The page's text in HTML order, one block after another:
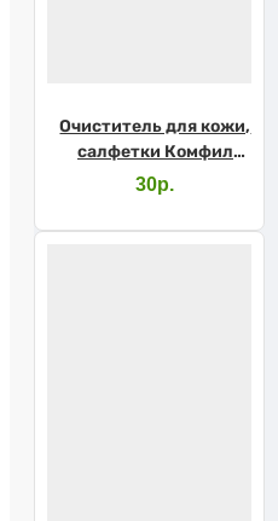
Очиститель для кожи,
салфетки Комфил
4715 1шт.
30р.